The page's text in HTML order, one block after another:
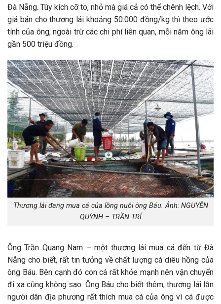
Đà Nẵng. Tùy kích cỡ to, nhỏ mà giá cả có thể chênh lệch. Với
giá bán cho thương lái khoảng 50.000 đồng/kg thì theo ước
tính của ông, ngoài trừ các chi phí liên quan, mỗi năm ông lãi
gần 500 triệu đồng.
Thương lái đang mua cá của lồng nuôi ông Báu. Ảnh: NGUYỄN
QUỲNH – TRẦN TRÍ
Ông Trần Quang Nam – một thương lái mua cá đến từ Đà
Nẵng cho biết, rất tin tưởng về chất lượng cá diêu hồng của
ông Báu. Bên cạnh đó con cá rất khỏe mạnh nên vận chuyển
đi xa cũng không sao. Ông Báu cho biết thêm, thương lái lẫn
người dân địa phương rất thích mua cá của ông vì cá được